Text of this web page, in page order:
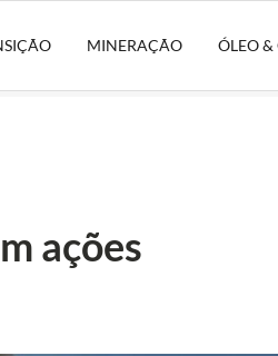
MINERAÇÃO ÓLEO &
ações